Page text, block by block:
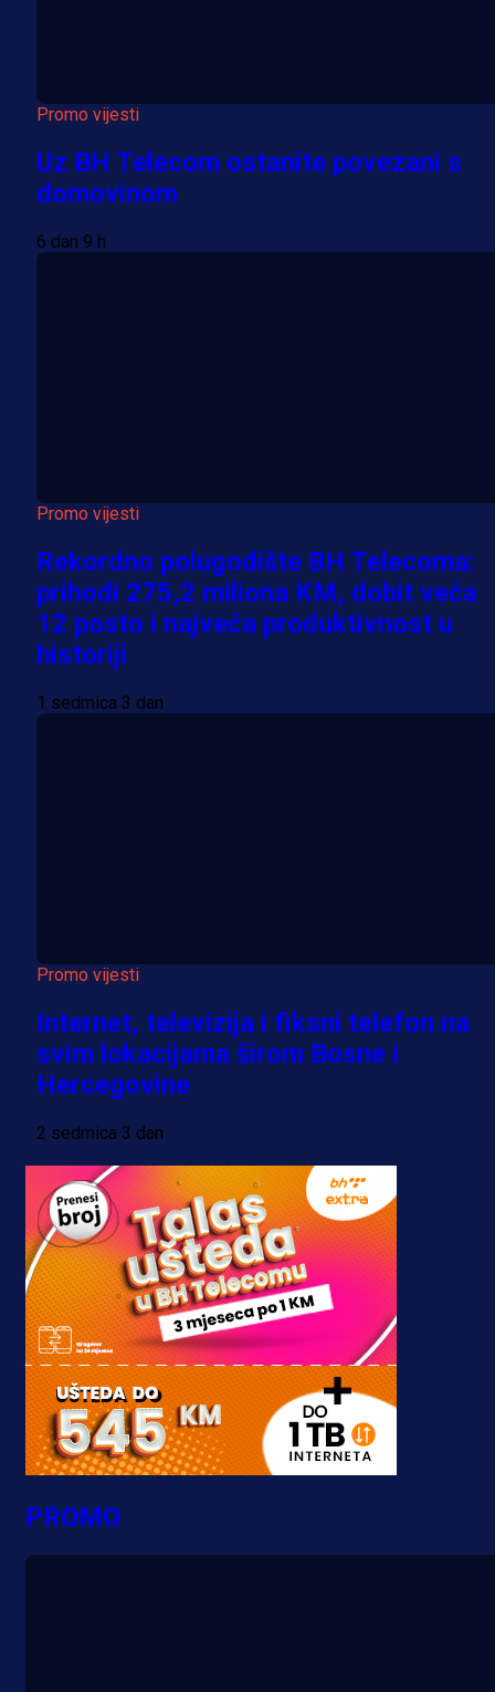
Promo vijesti
Uz BH Telecom ostanite povezani s
domovinom
6 dan 9 h
Promo vijesti
Rekordno polugodište BH Telecoma:
prihodi 275,2 miliona KM, dobit veća
12 posto i najveća produktivnost u
historiji
1 sedmica 3 dan
Promo vijesti
Internet, televizija i fiksni telefon na
svim lokacijama širom Bosne i
Hercegovine
2 sedmica 3 dan
PROMO